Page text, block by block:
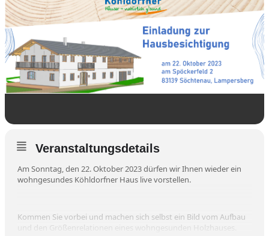
Veranstaltungsdetails
Am Sonntag, den 22. Oktober 2023 dürfen wir Ihnen wieder ein
wohngesundes Köhldorfner Haus live vorstellen.
Kommen Sie vorbei und machen sich selbst ein Bild vom Aufbau
und den Größenrelationen eines wohngesunden Holzhauses.